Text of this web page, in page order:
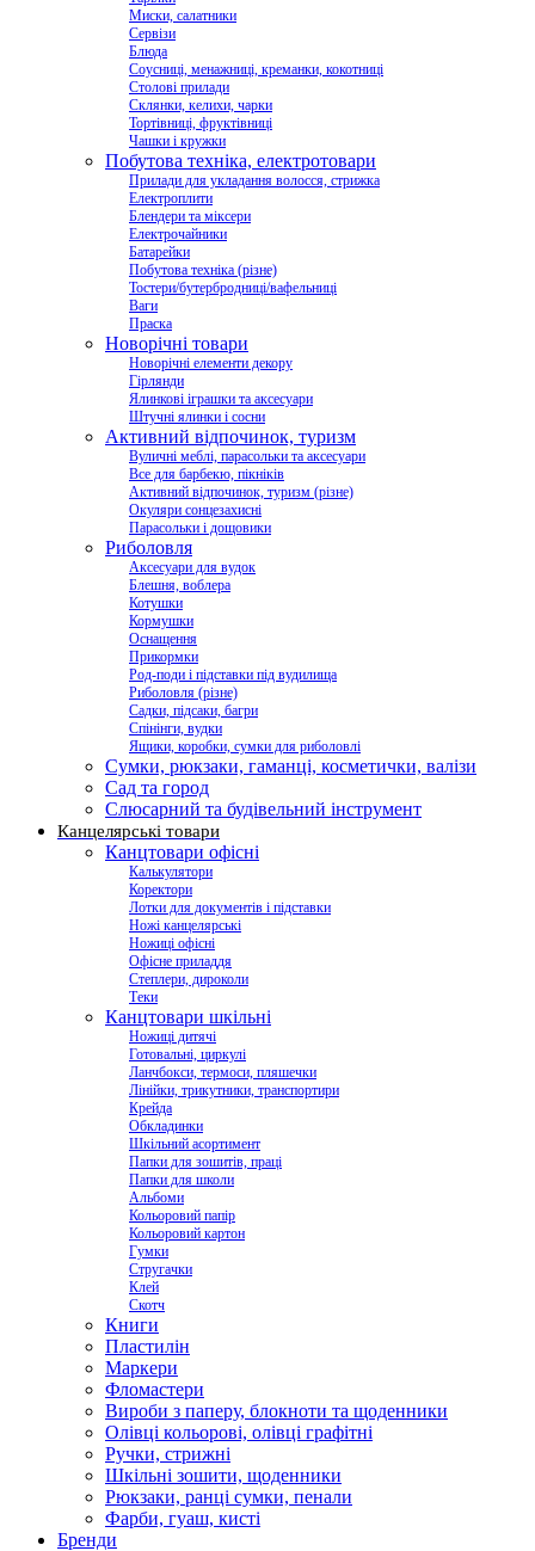
Миски, салатники
Сервізи
Блюда
Соусниці, менажниці, креманки, кокотниці
Столові прилади
Склянки, келихи, чарки
Тортівниці, фруктівниці
Чашки і кружки
Побутова техніка, електротовари
Прилади для укладання волосся, стрижка
Електроплити
Блендери та міксери
Електрочайники
Батарейки
Побутова техніка (різне)
Тостери/бутербродниці/вафельниці
Ваги
Праска
Новорічні товари
Новорічні елементи декору
Гірлянди
Ялинкові іграшки та аксесуари
Штучні ялинки і сосни
Активний відпочинок, туризм
Вуличні меблі, парасольки та аксесуари
Все для барбекю, пікніків
Активний відпочинок, туризм (різне)
Окуляри сонцезахисні
Парасольки і дощовики
Риболовля
Аксесуари для вудок
Блешня, воблера
Котушки
Кормушки
Оснащення
Прикормки
Род-поди і підставки під вудилища
Риболовля (різне)
Садки, підсаки, багри
Спінінги, вудки
Ящики, коробки, сумки для риболовлі
Сумки, рюкзаки, гаманці, косметички, валізи
Сад та город
Слюсарний та будівельний інструмент
Канцелярські товари
Канцтовари офісні
Калькулятори
Коректори
Лотки для документів і підставки
Ножі канцелярські
Ножиці офісні
Офісне приладдя
Степлери, дироколи
Теки
Канцтовари шкільні
Ножиці дитячі
Готовальні, циркулі
Ланчбокси, термоси, пляшечки
Лінійки, трикутники, транспортири
Крейда
Обкладинки
Шкільний асортимент
Папки для зошитів, праці
Папки для школи
Альбоми
Кольоровий папір
Кольоровий картон
Гумки
Стругачки
Клей
Скотч
Книги
Пластилін
Маркери
Фломастери
Вироби з паперу, блокноти та щоденники
Олівці кольорові, олівці графітні
Ручки, стрижні
Шкільні зошити, щоденники
Рюкзаки, ранці сумки, пенали
Фарби, гуаш, кисті
Бренди